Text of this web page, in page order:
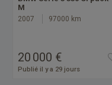
M
2007 97000 km
20 000 €
Publié il y a 29 jours